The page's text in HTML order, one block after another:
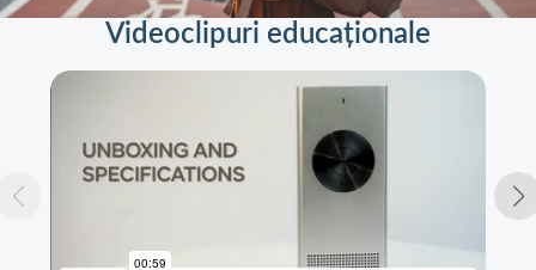
Videoclipuri educaționale